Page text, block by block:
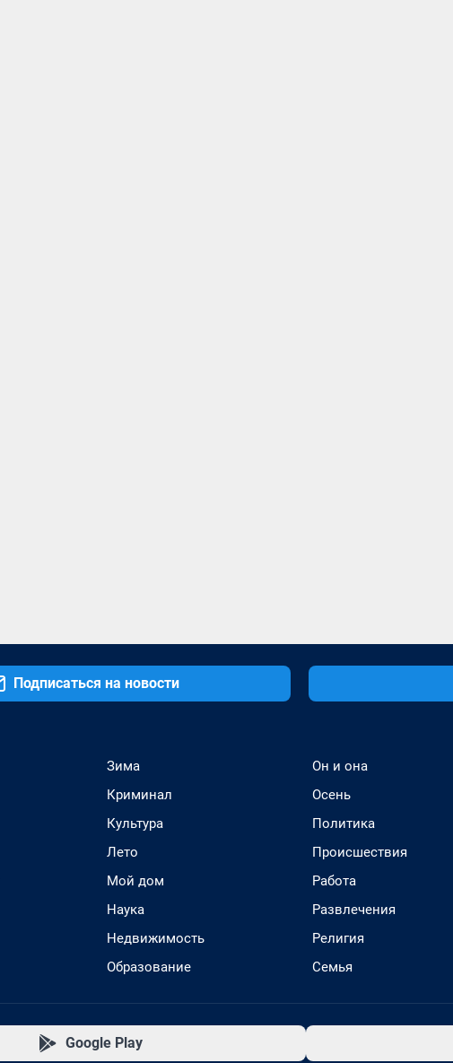
Подписаться на новости
Зима
Криминал
Культура
Лето
Мой дом
Наука
Недвижимость
Образование
Он и она
Осень
Политика
Происшествия
Работа
Развлечения
Религия
Семья
Google Play